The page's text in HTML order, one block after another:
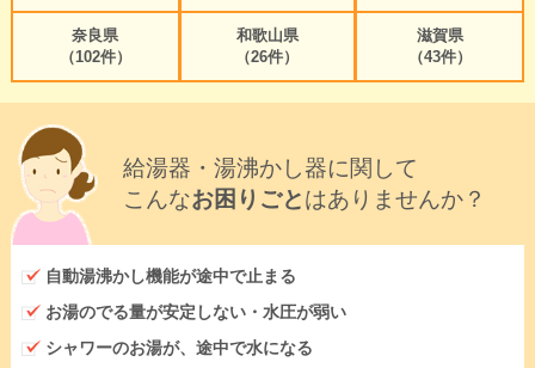
奈良県
（102件）
和歌山県
（26件）
滋賀県
（43件）
給湯器・湯沸かし器に関して
こんなお困りごとはありませんか？
自動湯沸かし機能が途中で止まる
お湯のでる量が安定しない・水圧が弱い
シャワーのお湯が、途中で水になる